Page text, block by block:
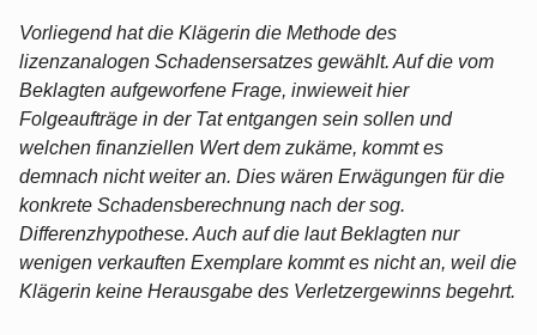
Vorliegend hat die Klägerin die Methode des
lizenzanalogen Schadensersatzes gewählt. Auf die vom
Beklagten aufgeworfene Frage, inwieweit hier
Folgeaufträge in der Tat entgangen sein sollen und
welchen finanziellen Wert dem zukäme, kommt es
demnach nicht weiter an. Dies wären Erwägungen für die
konkrete Schadensberechnung nach der sog.
Differenzhypothese. Auch auf die laut Beklagten nur
wenigen verkauften Exemplare kommt es nicht an, weil die
Klägerin keine Herausgabe des Verletzergewinns begehrt.